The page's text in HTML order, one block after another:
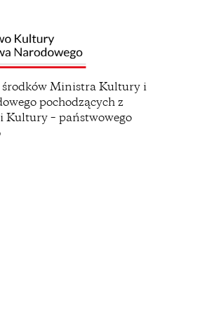
środków Ministra Kultury i
pochodzących z
Kultury – państwowego